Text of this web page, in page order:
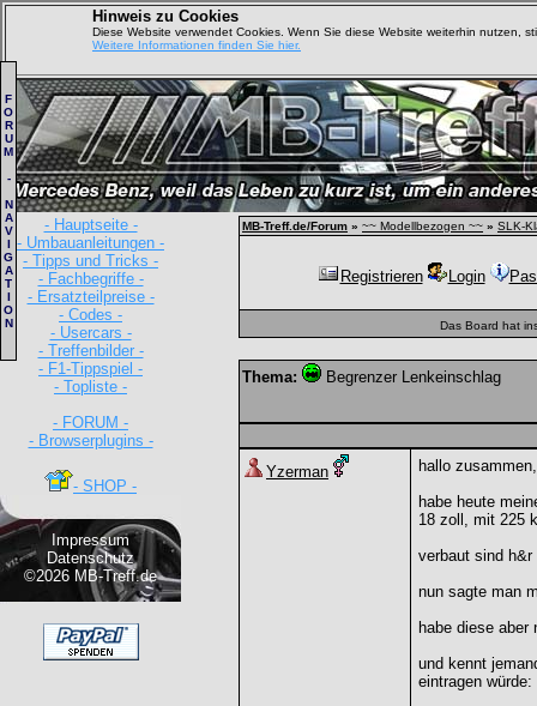
Hinweis zu Cookies
Diese Website verwendet Cookies. Wenn Sie diese Website weiterhin nutzen,
Weitere Informationen finden Sie hier.
- Hauptseite -
- Umbauanleitungen -
- Tipps und Tricks -
- Fachbegriffe -
- Ersatzteilpreise -
- Codes -
- Usercars -
- Treffenbilder -
- F1-Tippspiel -
- Topliste -
- FORUM -
- Browserplugins -
- SHOP -
Impressum
Datenschutz
©2026 MB-Treff.de
F
O
R
U
M
-
N
A
V
I
G
A
T
I
O
N
MB-Treff.de/Forum » ~~ Modellbezogen ~~ » SLK-
Registrieren Login
Das Board hat
Thema: Begrenzer Lenkeinschlag
Yzerman
hallo zusammen,
habe heute
18 zoll, mit 225
verbaut sind
nun sagte man
habe diese
und kennt
eintragen würde: